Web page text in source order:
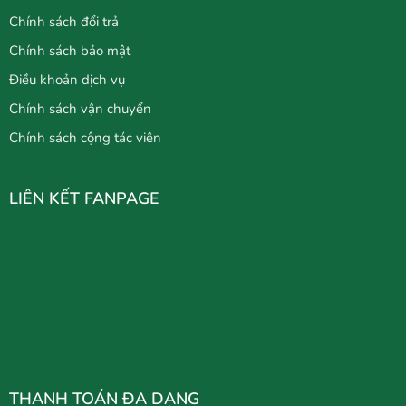
Chính sách đổi trả
Chính sách bảo mật
Điều khoản dịch vụ
Chính sách vận chuyển
Chính sách cộng tác viên
LIÊN KẾT FANPAGE
THANH TOÁN ĐA DẠNG